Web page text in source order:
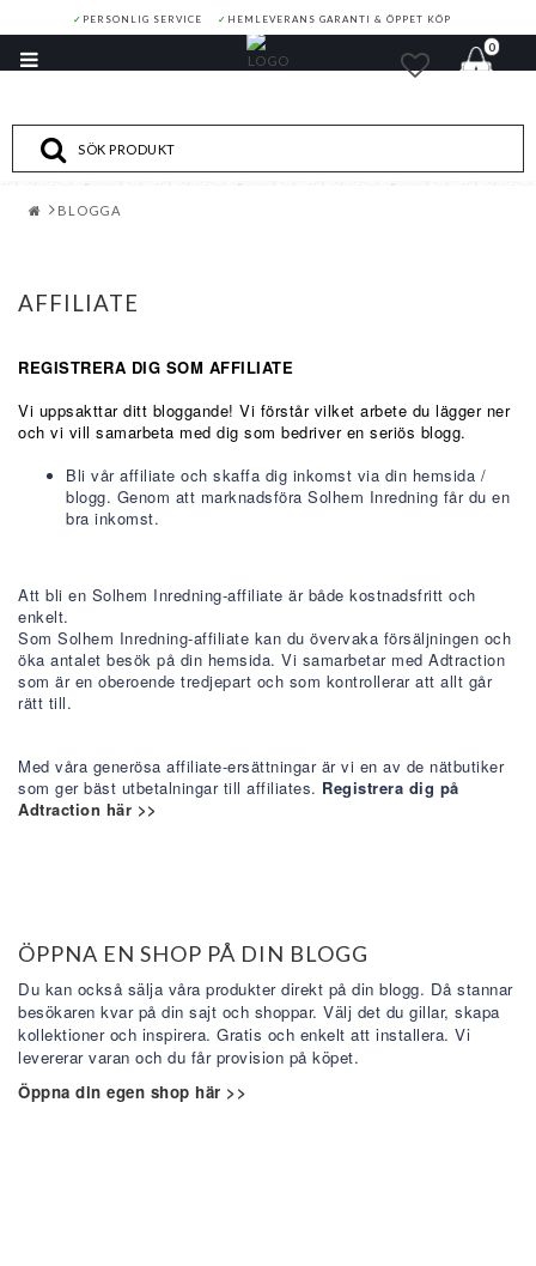
✓ PERSONLIG SERVICE ✓ HEMLEVERANS GARANTI & ÖPPET KÖP
0
Toggle
BLOGGA
AFFILIATE
REGISTRERA DIG SOM AFFILIATE
Vi uppsakttar ditt bloggande! Vi förstår vilket arbete du lägger ner
och vi vill samarbeta med dig som bedriver en seriös blogg.
Bli vår affiliate och skaffa dig inkomst via din hemsida /
blogg. Genom att marknadsföra Solhem Inredning får du en
bra inkomst.
Att bli en Solhem Inredning-affiliate är både kostnadsfritt och
enkelt.
Som Solhem Inredning-affiliate kan du övervaka försäljningen och
öka antalet besök på din hemsida. Vi samarbetar med Adtraction
som är en oberoende tredjepart och som kontrollerar att allt går
rätt till.
Med våra generösa affiliate-ersättningar är vi en av de nätbutiker
som ger bäst utbetalningar till affiliates. Registrera dig på
Adtraction här >>
ÖPPNA EN SHOP PÅ DIN BLOGG
Du kan också sälja våra produkter direkt på din blogg. Då stannar
besökaren kvar på din sajt och shoppar. Välj det du gillar, skapa
kollektioner och inspirera. Gratis och enkelt att installera. Vi
levererar varan och du får provision på köpet.
Öppna din egen shop här >>